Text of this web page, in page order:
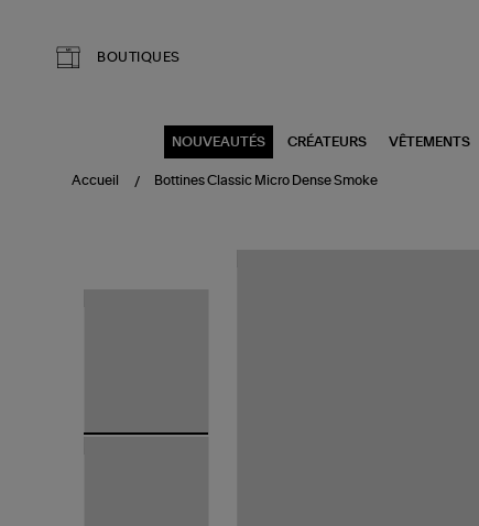
BOUTIQUES
NOUVEAUTÉS CRÉATEURS VÊTEMENTS
Accueil Bottines Classic Micro Dense Smoke